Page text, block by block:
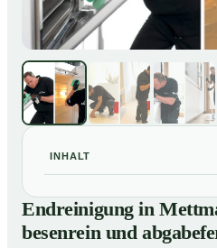
INHALT
01 Endreinigung in Mettmann –
abgabefertig
Endreinigung in
besenrein und